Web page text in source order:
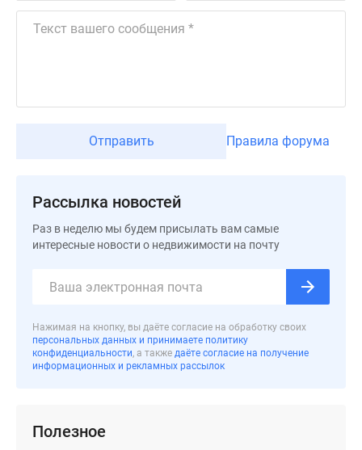
премиум-
поселки
Санкт-
Петербурге
Ленинградской
Готовые
Строящиеся
Отправить Правила форума
Рассылка новостей
Раз в неделю мы будем присылать вам самые
интересные новости о недвижимости на почту
Нажимая на кнопку, вы даёте согласие на обработку своих
персональных данных и принимаете политику
конфиденциальности, а также даёте согласие на получение
информационных и рекламных рассылок
Полезное